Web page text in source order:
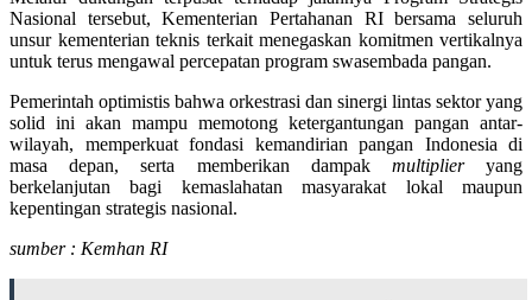
Nasional tersebut, Kementerian Pertahanan RI bersama seluruh
unsur kementerian teknis terkait menegaskan komitmen vertikalnya
untuk terus mengawal percepatan program swasembada pangan.
Pemerintah optimistis bahwa orkestrasi dan sinergi lintas sektor yang
solid ini akan mampu memotong ketergantungan pangan antar-
wilayah, memperkuat fondasi kemandirian pangan Indonesia di
masa depan, serta memberikan dampak multiplieryang
berkelanjutan bagi kemaslahatan masyarakat lokal maupun
kepentingan strategis nasional.
sumber : Kemhan RI